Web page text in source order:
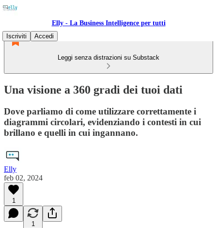
Elly - La Business Intelligence per tutti
Iscriviti
Accedi
Leggi senza distrazioni su Substack
Una visione a 360 gradi dei tuoi dati
Dove parliamo di come utilizzare correttamente i
diagrammi circolari, evidenziando i contesti in cui
brillano e quelli in cui ingannano.
Elly
feb 02, 2024
1
1